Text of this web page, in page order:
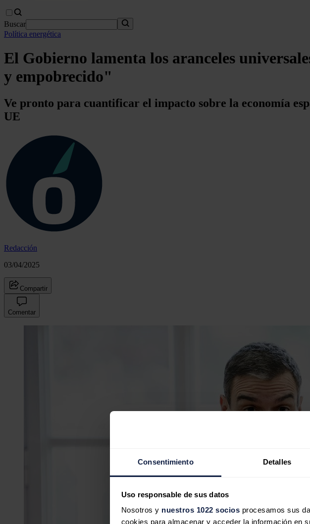
Consentimiento Detalles
Uso responsable de sus datos
Nosotros y nuestros 1022 socios procesamos sus
cookies para almacenar y acceder la información en
Buscar
Política energética
El Gobierno lamenta los aranceles
y empobrecido"
Ve pronto para cuantificar el impacto sobre la economía
UE
Redacción
03/04/2025
Compartir
Comentar